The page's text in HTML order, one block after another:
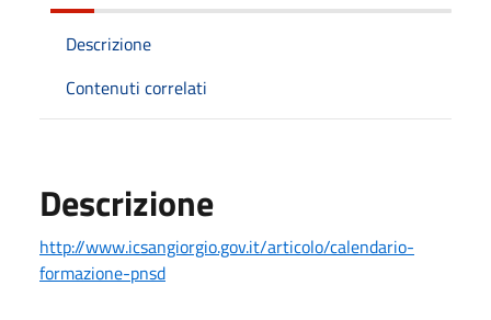
Descrizione
Contenuti correlati
Descrizione
http://www.icsangiorgio.gov.it/articolo/calendario-
formazione-pnsd